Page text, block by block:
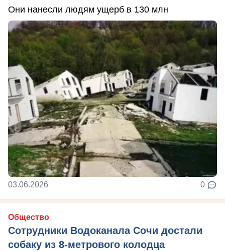
Они нанесли людям ущерб в 130 млн
03.06.2026 0
Общество
Сотрудники Водоканала Сочи достали
собаку из 8-метрового колодца